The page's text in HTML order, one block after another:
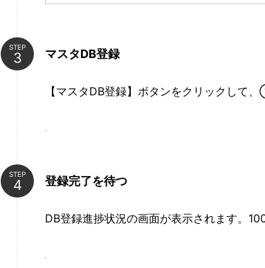
STEP
マスタDB登録
【マスタDB登録】ボタンをクリックして
STEP
登録完了を待つ
DB登録進捗状況の画面が表示されます。